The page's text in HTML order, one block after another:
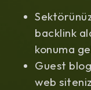
backlink
konuma
Guest
web